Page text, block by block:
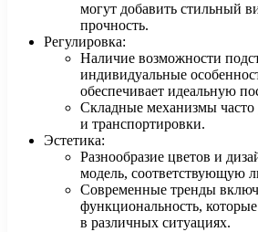
могут добавить стильный
прочность.
Регулировка:
Наличие возможности
индивидуальные
обеспечивает идеальную
Складные механизмы
и транспортировки.
Эстетика:
Разнообразие цветов и
модель, соответствующую
Современные тренды
функциональность,
в различных ситуациях.